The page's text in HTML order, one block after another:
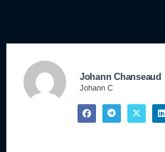
Johann Chanseaud
Johann C